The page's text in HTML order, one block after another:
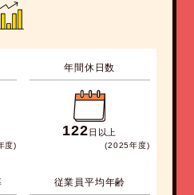
度)
年間休日数
122日以上
(2025年度)
従業員平均年齢